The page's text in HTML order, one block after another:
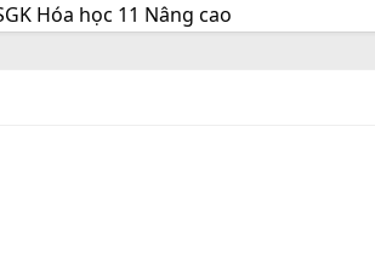
Hóa học 11 Nâng cao